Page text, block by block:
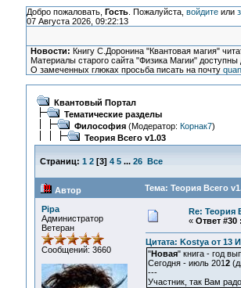
Добро пожаловать, Гость. Пожалуйста, войдитеили
07 Августа 2026, 09:22:13
Новости: Книгу С.Доронина "Квантовая магия"
Материалы старого сайта "Физика Магии"
О замеченных глюках просьба писать на почту
Квантовый Портал
Тематические разделы
Философия(Модератор: Корнак7)
Теория Всего v1.03
Страниц: 1 2[3] 4 5 ... 26 Все
Автор Тема: Теория Всего
Pipa
Администратор
Ветеран
Сообщений: 3660
Re: Теория
« Ответ #30 :
Цитата: Kostya от 13
"Новая" книга - год
Сегодня - июль 201 2
---
Участник, так Вам